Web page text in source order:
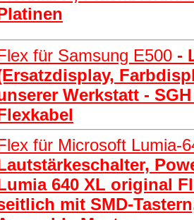
für Samsung E500 -
Werkstatt -
für Microsoft Lumia-
640 XL original
mit SMD-